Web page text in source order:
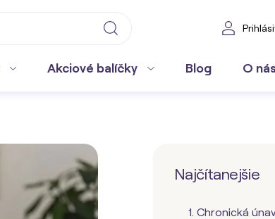
Akciové balíčky Blog O
Najčítanejšie
Chronická